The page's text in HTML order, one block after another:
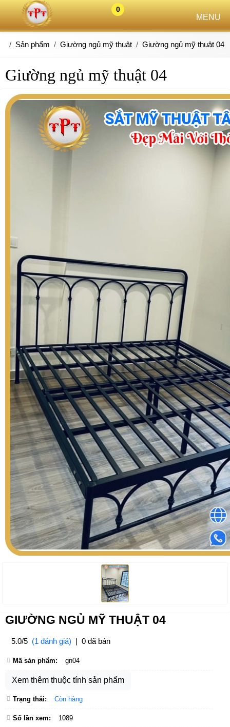
0
MENU
Sản phẩm Giường ngủ mỹ thuật Giường ngủ mỹ thuật 04
Giường ngủ mỹ thuật 04
GIƯỜNG NGỦ MỸ THUẬT 04
5.0/5 (1 đánh giá) | 0 đã bán
Mã sản phẩm: gn04
Xem thêm thuộc tính sản phẩm
Trạng thái: Còn hàng
Số lần xem: 1089